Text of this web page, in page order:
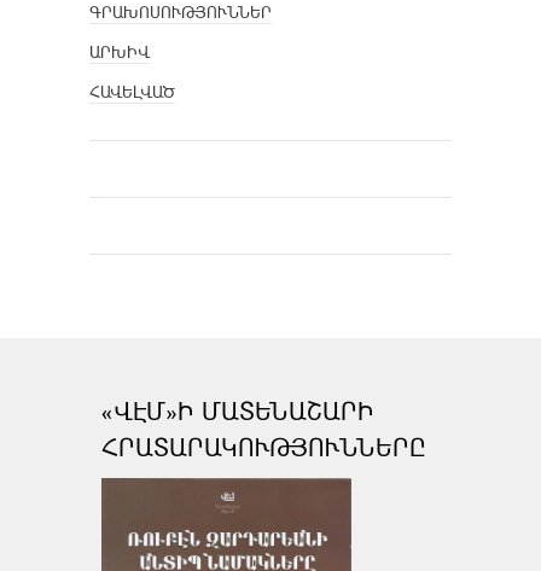
ԳՐԱԽՈՍՈՒԹՅՈՒՆՆԵՐ
ԱՐԽԻՎ
ՀԱՎԵԼՎԱԾ
«ՎԷՄ»Ի ՄԱՏԵՆԱՇԱՐԻ
ՀՐԱՏԱՐԱԿՈՒԹՅՈՒՆՆԵՐԸ